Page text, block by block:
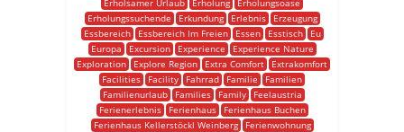
Erholsamer Urlaub
Erholung
Erholungsoase
Erholungssuchende
Erkundung Erlebnis
Erzeugung
Essbereich
Essbereich Im Freien Essen Esstisch
Eu
Europa
Excursion Experience
Experience Nature
Exploration
Explore Region Extra Comfort
Extrakomfort
Facilities
Facility Fahrrad Familie
Familien
Familienurlaub
Families Family
Feelaustria
Ferienerlebnis
Ferienhaus
Ferienhaus Buchen
Ferienhaus Kellerstöckl Weinberg
Ferienwohnung